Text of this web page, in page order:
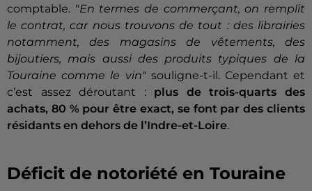
comptable. "En termes de commerçant, on remplit
le contrat, car nous trouvons de tout : des librairies
notamment, des magasins de vêtements, des
bijoutiers, mais aussi des produits typiques de la
Touraine comme le vin" souligne-t-il. Cependant et
c’est assez déroutant : plus de trois-quarts des
achats, 80 % pour être exact, se font par des clients
résidants en dehors de l’Indre-et-Loire.
Déficit de notoriété en Touraine